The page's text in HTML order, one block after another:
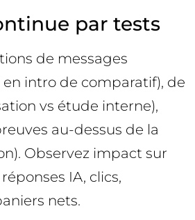
par tests
de messages
en intro de comparatif), de
vs étude interne),
au-dessus de la
Observez impact sur
IA, clics,
nets.